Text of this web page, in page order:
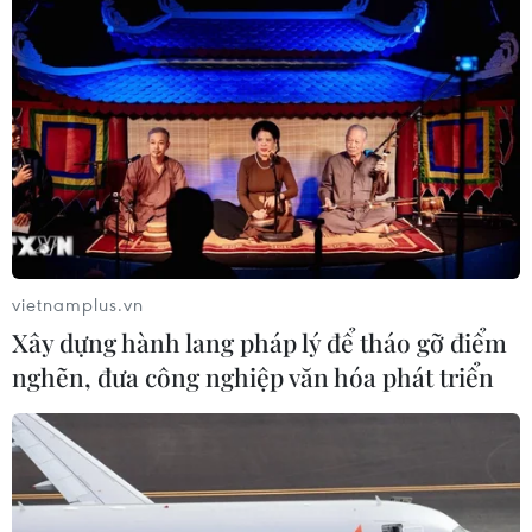
Hàn Quốc nối lại đường bay
Incheon-TP Hồ Chí Minh
07/08/2026 04:28
Mở ra giai đoạn triển khai thực chất
quan hệ giữa Việt Nam và Australia
07/08/2026 01:27
Ấn Độ thử thành công tên lửa đạn
đạo Agni-4, tầm bắn 4.000 km
06/08/2026 23:17
Hàn Quốc tái khẳng định mục tiêu
chung sống hòa bình với Triều Tiên
vietnamplus.vn
Xây dựng hành lang pháp lý để tháo gỡ điểm
nghẽn, đưa công nghiệp văn hóa phát triển